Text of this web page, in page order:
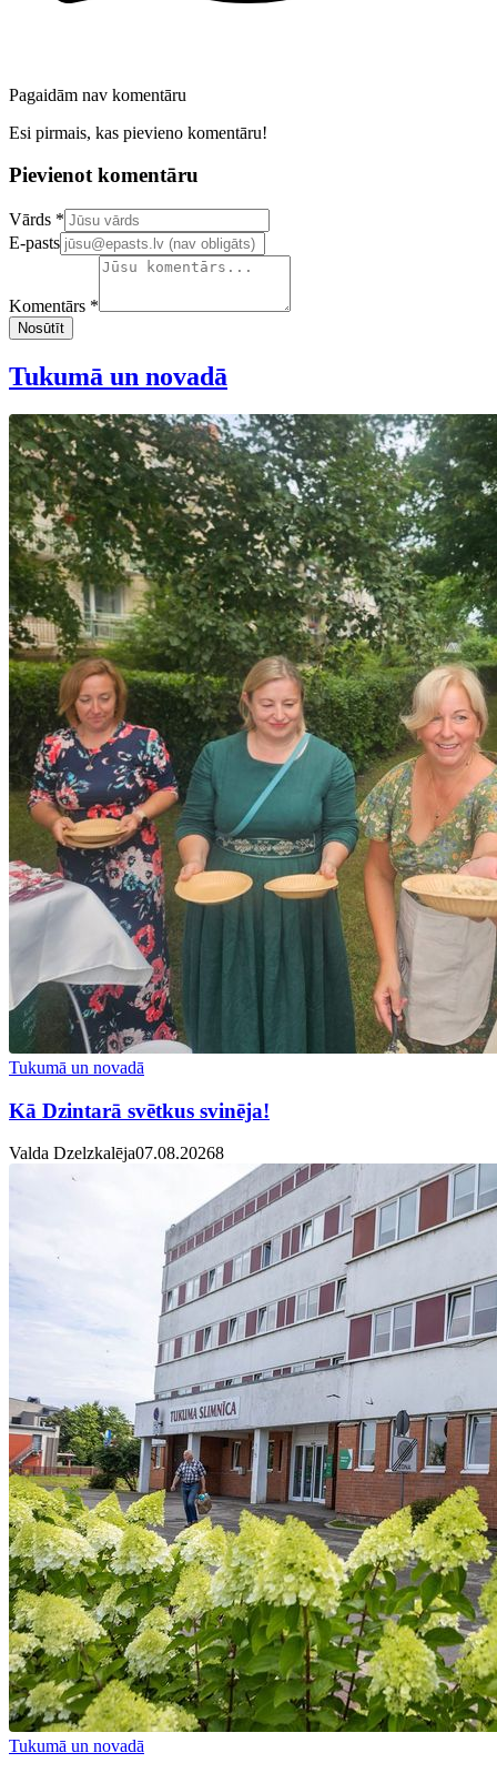
Pagaidām nav komentāru
Esi pirmais, kas pievieno komentāru!
Pievienot komentāru
Confirm your email address
Vārds *
E-pasts
Komentārs *
Nosūtīt
Tukumā un novadā
Tukumā un novadā
Kā Dzintarā svētkus svinēja!
Valda Dzelzkalēja07.08.20268
Tukumā un novadā